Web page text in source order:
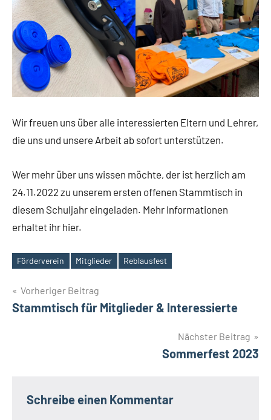
Wir freuen uns über alle interessierten Eltern und Lehrer,
die uns und unsere Arbeit ab sofort unterstützen.
Wer mehr über uns wissen möchte, der ist herzlich am
24.11.2022 zu unserem ersten offenen Stammtisch in
diesem Schuljahr eingeladen. Mehr Informationen
erhaltet ihr hier.
Schlagwörter
Förderverein Mitglieder Reblausfest
Beitragsnavigation
Vorheriger Beitrag
Stammtisch für Mitglieder & Interessierte
Nächster Beitrag
Sommerfest 2023
Schreibe einen Kommentar